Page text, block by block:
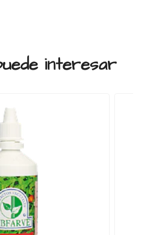
interesar